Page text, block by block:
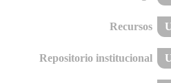
Recursos
Repositorio institucional